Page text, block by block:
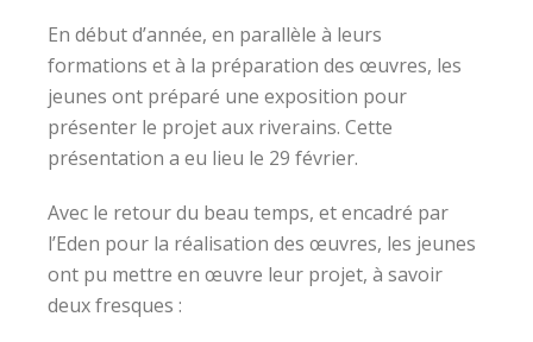
En début d’année, en parallèle à leurs
formations et à la préparation des œuvres, les
jeunes ont préparé une exposition pour
présenter le projet aux riverains. Cette
présentation a eu lieu le 29 février.
Avec le retour du beau temps, et encadré par
l’Eden pour la réalisation des œuvres, les jeunes
ont pu mettre en œuvre leur projet, à savoir
deux fresques :